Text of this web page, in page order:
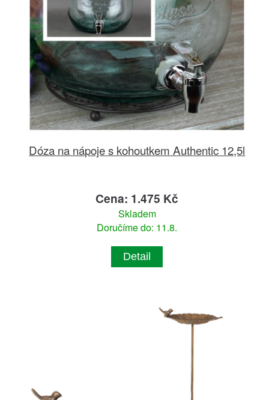
Dóza na nápoje s kohoutkem Authentic 12,5l
Cena: 1.475 Kč
Skladem
Doručíme do: 11.8.
Detail